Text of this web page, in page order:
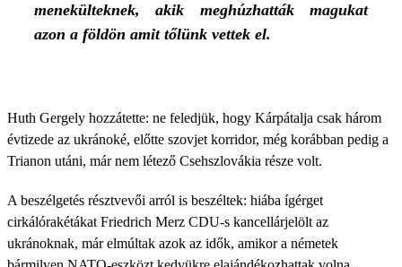
menekülteknek, akik meghúzhatták magukat
azon a földön amit tőlünk vettek el.
Huth Gergely hozzátette: ne feledjük, hogy Kárpátalja csak három
évtizede az ukránoké, előtte szovjet korridor, még korábban pedig a
Trianon utáni, már nem létező Csehszlovákia része volt.
A beszélgetés résztvevői arról is beszéltek: hiába ígérget
cirkálórakétákat Friedrich Merz CDU-s kancellárjelölt az
ukránoknak, már elmúltak azok az idők, amikor a németek